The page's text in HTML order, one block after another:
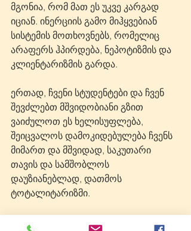
მგონია, რომ მათ ეს უკვე კარგად
იციან. ინერციის გამო მიჰყვებიან
სისტემის მოთხოვნებს, რომელიც
არაფერს ჰპირდება, ნეპოტიზმის და
კლიენტარიზმის გარდა.
ერთად, ჩვენი სტუდენტები და ჩვენ
შევძლებთ მშვიდობიანი გზით
ვაიძულოთ ეს ხელისუფლება,
შეიცვალოს დამოკიდებულება ჩვენს
მიმართ და მშვიდად, საკუთარი
თავის და სამშობლოს
დაუზიანებლად, დათმოს
ტოტალიტარიზმი.
მადლობა რომ წაიკითხეთ